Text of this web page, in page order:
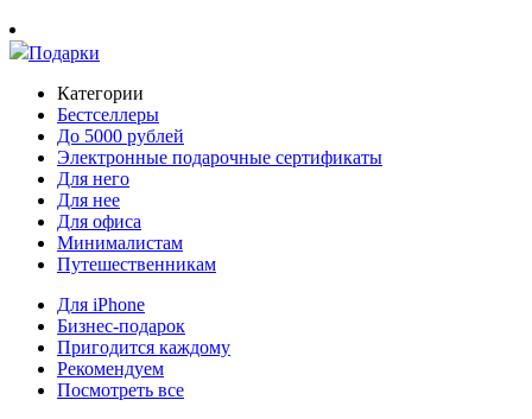
Подарки
Категории
Бестселлеры
До 5000 рублей
Электронные подарочные сертификаты
Для него
Для нее
Для офиса
Минималистам
Путешественникам
Для iPhone
Бизнес-подарок
Пригодится каждому
Рекомендуем
Посмотреть все